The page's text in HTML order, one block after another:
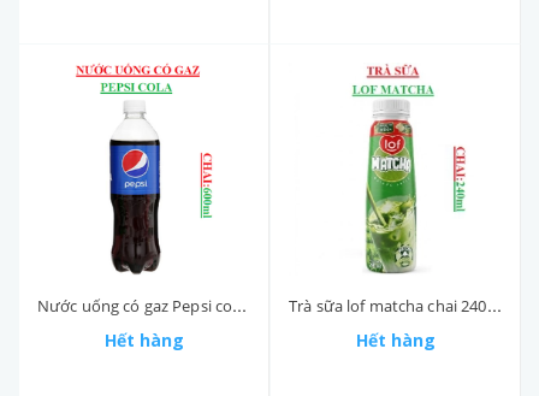
Nước uống có gaz Pepsi cola chai (550-:-600)ml
Hết hàng
Trà sữa lof matcha chai 240ml
Hết hàng